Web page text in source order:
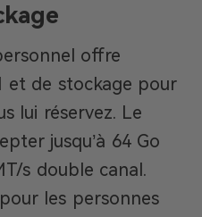
offre
et de stockage pour
lui réservez. Le
jusqu’à 64 Go
s double canal.
les personnes